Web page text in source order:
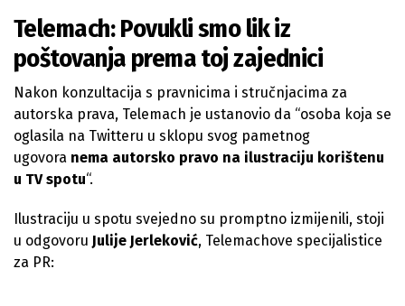
Telemach: Povukli smo lik iz
poštovanja prema toj zajednici
Nakon konzultacija s pravnicima i stručnjacima za
autorska prava, Telemach je ustanovio da “osoba koja se
oglasila na Twitteru u sklopu svog pametnog
ugovora nema autorsko pravo na ilustraciju korištenu
u TV spotu“.
Ilustraciju u spotu svejedno su promptno izmijenili, stoji
u odgovoru Julije Jerleković, Telemachove specijalistice
za PR: